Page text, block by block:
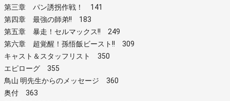
第三章 パン誘拐作戦！ 141
第四章 最強の師弟!! 183
第五章 暴走！セルマックス!! 249
第六章 超覚醒！孫悟飯ビースト!! 309
キャスト＆スタッフリスト 350
エピローグ 355
鳥山 明先生からのメッセージ 360
奥付 363